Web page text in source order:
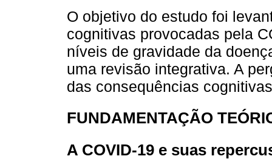
O objetivo do estudo foi
cognitivas provocadas pela
níveis de gravidade da
uma revisão integrativa. A
das consequências
FUNDAMENTAÇÃO
A COVID-19 e suas